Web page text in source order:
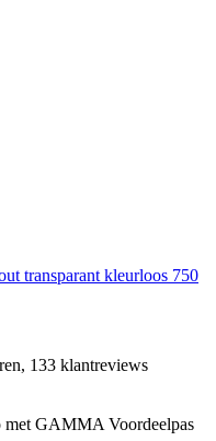
transparant kleurloos 750
133 klantreviews
met GAMMA Voordeelpas